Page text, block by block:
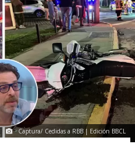
Captura/ Cedidas a RBB | Edición BBCL